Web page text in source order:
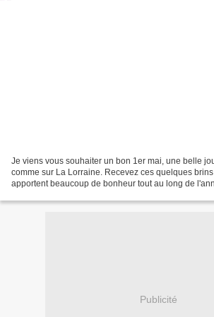
Je viens vous souhaiter un bon 1er mai, une belle
comme sur La Lorraine. Recevez ces quelques
apportent beaucoup de bonheur tout au long de
Publicité